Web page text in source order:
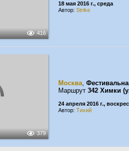
416
18 мая 2016 г., среда
Автор: Strike
379
Москва,
Маршрут 342 Химки
24 апреля 2016 г.,
Автор: Тихий